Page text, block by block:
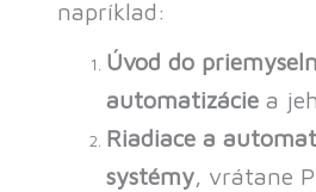
napríklad:
Úvod do
automatizácie a
Riadiace a
systémy, vrátane